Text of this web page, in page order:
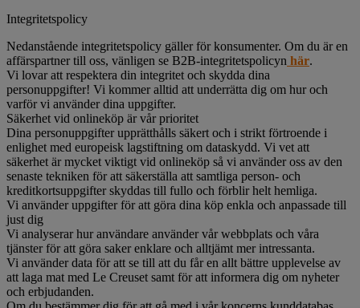
Integritetspolicy
Nedanstående integritetspolicy gäller för konsumenter. Om du är en
affärspartner till oss, vänligen se B2B-integritetspolicyn här.
Vi lovar att respektera din integritet och skydda dina
personuppgifter! Vi kommer alltid att underrätta dig om hur och
varför vi använder dina uppgifter.
Säkerhet vid onlineköp är vår prioritet
Dina personuppgifter upprätthålls säkert och i strikt förtroende i
enlighet med europeisk lagstiftning om dataskydd. Vi vet att
säkerhet är mycket viktigt vid onlineköp så vi använder oss av den
senaste tekniken för att säkerställa att samtliga person- och
kreditkortsuppgifter skyddas till fullo och förblir helt hemliga.
Vi använder uppgifter för att göra dina köp enkla och anpassade till
just dig
Vi analyserar hur användare använder vår webbplats och våra
tjänster för att göra saker enklare och alltjämt mer intressanta.
Vi använder data för att se till att du får en allt bättre upplevelse av
att laga mat med Le Creuset samt för att informera dig om nyheter
och erbjudanden.